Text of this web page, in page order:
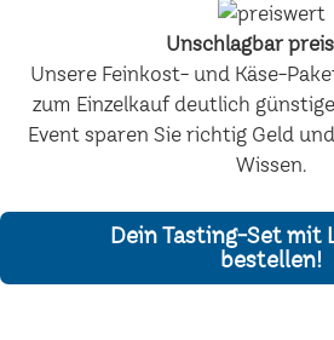
Unschlagbar
Unsere Feinkost- und Käse-
zum Einzelkauf deutlich
Event sparen Sie richtig Geld
Wissen.
Dein Tasting-Set mit
bestellen!